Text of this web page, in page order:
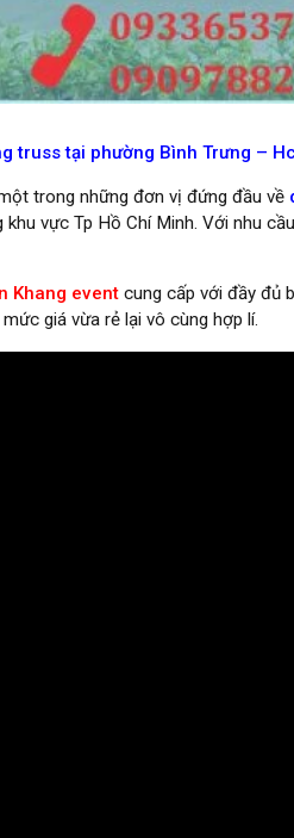
truss tại phường Bình Trưng –
trong những đơn vị đứng đầu về
khu vực Tp Hồ Chí Minh. Với nhu
Khang event cung cấp với đầy đủ
giá vừa rẻ lại vô cùng hợp lí.